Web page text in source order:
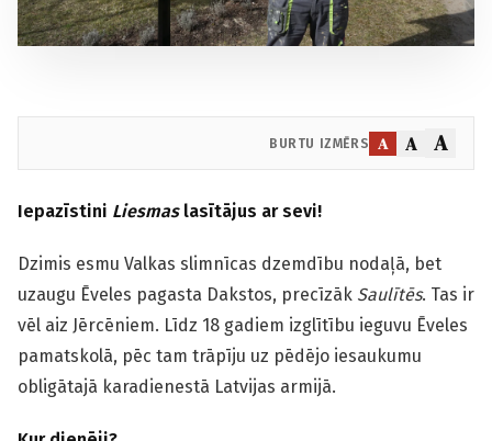
BURTU IZMĒRS A A A
Iepazīstini Liesmaslasītājus ar sevi!
Dzimis esmu Valkas slimnīcas dzemdību nodaļā, bet
uzaugu Ēveles pagasta Dakstos, precīzāk Saulītēs. Tas ir
vēl aiz Jērcēniem. Līdz 18 gadiem izglītību ieguvu Ēveles
pamatskolā, pēc tam trāpīju uz pēdējo iesaukumu
obligātajā karadienestā Latvijas armijā.